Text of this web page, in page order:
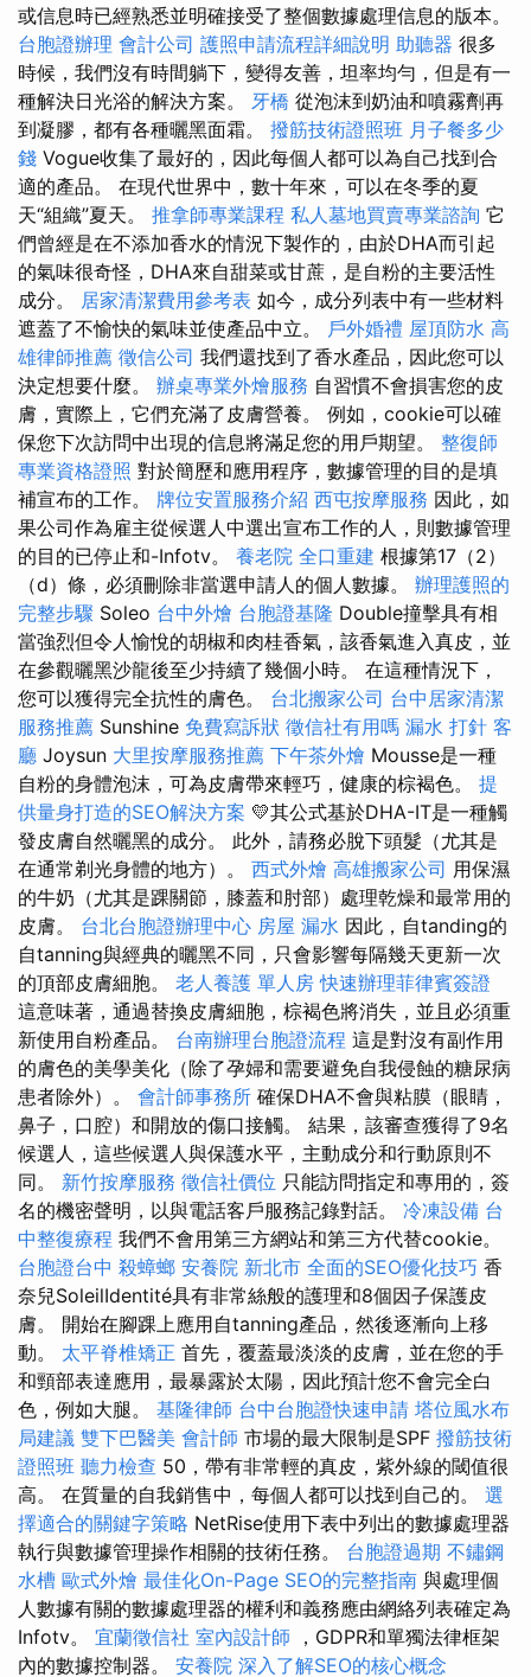
或信息時已經熟悉並明確接受了整個數據處理信息的版本。
台胞證辦理 會計公司 護照申請流程詳細說明 助聽器 很多
時候，我們沒有時間躺下，變得友善，坦率均勻，但是有一
種解決日光浴的解決方案。 牙橋 從泡沫到奶油和噴霧劑再
到凝膠，都有各種曬黑面霜。 撥筋技術證照班 月子餐多少
錢 Vogue收集了最好的，因此每個人都可以為自己找到合
適的產品。 在現代世界中，數十年來，可以在冬季的夏
天“組織”夏天。 推拿師專業課程 私人墓地買賣專業諮詢 它
們曾經是在不添加香水的情況下製作的，由於DHA而引起
的氣味很奇怪，DHA來自甜菜或甘蔗，是自粉的主要活性
成分。 居家清潔費用參考表 如今，成分列表中有一些材料
遮蓋了不愉快的氣味並使產品中立。 戶外婚禮 屋頂防水 高
雄律師推薦 徵信公司 我們還找到了香水產品，因此您可以
決定想要什麼。 辦桌專業外燴服務 自習慣不會損害您的皮
膚，實際上，它們充滿了皮膚營養。 例如，cookie可以確
保您下次訪問中出現的信息將滿足您的用戶期望。 整復師
專業資格證照 對於簡歷和應用程序，數據管理的目的是填
補宣布的工作。 牌位安置服務介紹 西屯按摩服務 因此，如
果公司作為雇主從候選人中選出宣布工作的人，則數據管理
的目的已停止和-Infotv。 養老院 全口重建 根據第17（2）
（d）條，必須刪除非當選申請人的個人數據。 辦理護照的
完整步驟 Soleo 台中外燴 台胞證基隆 Double撞擊具有相
當強烈但令人愉悅的胡椒和肉桂香氣，該香氣進入真皮，並
在參觀曬黑沙龍後至少持續了幾個小時。 在這種情況下，
您可以獲得完全抗性的膚色。 台北搬家公司 台中居家清潔
服務推薦 Sunshine 免費寫訴狀 徵信社有用嗎 漏水 打針 客
廳 Joysun 大里按摩服務推薦 下午茶外燴 Mousse是一種
自粉的身體泡沫，可為皮膚帶來輕巧，健康的棕褐色。 提
供量身打造的SEO解決方案 💛其公式基於DHA-IT是一種觸
發皮膚自然曬黑的成分。 此外，請務必脫下頭髮（尤其是
在通常剃光身體的地方）。 西式外燴 高雄搬家公司 用保濕
的牛奶（尤其是踝關節，膝蓋和肘部）處理乾燥和最常用的
皮膚。 台北台胞證辦理中心 房屋 漏水 因此，自tanding的
自tanning與經典的曬黑不同，只會影響每隔幾天更新一次
的頂部皮膚細胞。 老人養護 單人房 快速辦理菲律賓簽證
這意味著，通過替換皮膚細胞，棕褐色將消失，並且必須重
新使用自粉產品。 台南辦理台胞證流程 這是對沒有副作用
的膚色的美學美化（除了孕婦和需要避免自我侵蝕的糖尿病
患者除外）。 會計師事務所 確保DHA不會與粘膜（眼睛，
鼻子，口腔）和開放的傷口接觸。 結果，該審查獲得了9名
候選人，這些候選人與保護水平，主動成分和行動原則不
同。 新竹按摩服務 徵信社價位 只能訪問指定和專用的，簽
名的機密聲明，以與電話客戶服務記錄對話。 冷凍設備 台
中整復療程 我們不會用第三方網站和第三方代替cookie。
台胞證台中 殺蟑螂 安養院 新北市 全面的SEO優化技巧 香
奈兒SoleilIdentité具有非常絲般的護理和8個因子保護皮
膚。 開始在腳踝上應用自tanning產品，然後逐漸向上移
動。 太平脊椎矯正 首先，覆蓋最淡淡的皮膚，並在您的手
和頸部表達應用，最暴露於太陽，因此預計您不會完全白
色，例如大腿。 基隆律師 台中台胞證快速申請 塔位風水布
局建議 雙下巴醫美 會計師 市場的最大限制是SPF 撥筋技術
證照班 聽力檢查 50，帶有非常輕的真皮，紫外線的閾值很
高。 在質量的自我銷售中，每個人都可以找到自己的。 選
擇適合的關鍵字策略 NetRise使用下表中列出的數據處理器
執行與數據管理操作相關的技術任務。 台胞證過期 不鏽鋼
水槽 歐式外燴 最佳化On-Page SEO的完整指南 與處理個
人數據有關的數據處理器的權利和義務應由網絡列表確定為
Infotv。 宜蘭徵信社 室內設計師 ，GDPR和單獨法律框架
內的數據控制器。 安養院 深入了解SEO的核心概念